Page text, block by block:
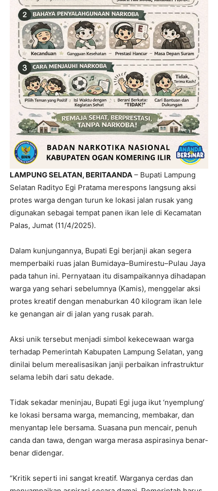
LAMPUNG SELATAN, BERITAANDA – Bupati Lampung
Selatan Radityo Egi Pratama merespons langsung aksi
protes warga dengan turun ke lokasi jalan rusak yang
digunakan sebagai tempat panen ikan lele di Kecamatan
Palas, Jumat (11/4/2025).
Dalam kunjungannya, Bupati Egi berjanji akan segera
memperbaiki ruas jalan Bumidaya–Bumirestu–Pulau Jaya
pada tahun ini. Pernyataan itu disampaikannya dihadapan
warga yang sehari sebelumnya (Kamis), menggelar aksi
protes kreatif dengan menaburkan 40 kilogram ikan lele
ke genangan air di jalan yang rusak parah.
Aksi unik tersebut menjadi simbol kekecewaan warga
terhadap Pemerintah Kabupaten Lampung Selatan, yang
dinilai belum merealisasikan janji perbaikan infrastruktur
selama lebih dari satu dekade.
Tidak sekadar meninjau, Bupati Egi juga ikut ‘nyemplung’
ke lokasi bersama warga, memancing, membakar, dan
menyantap lele bersama. Suasana pun mencair, penuh
canda dan tawa, dengan warga merasa aspirasinya benar-
benar didengar.
“Kritik seperti ini sangat kreatif. Warganya cerdas dan